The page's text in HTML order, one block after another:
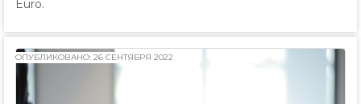
Euro.
ОПУБЛИКОВАНО: 26 СЕНТЯБРЯ 2022